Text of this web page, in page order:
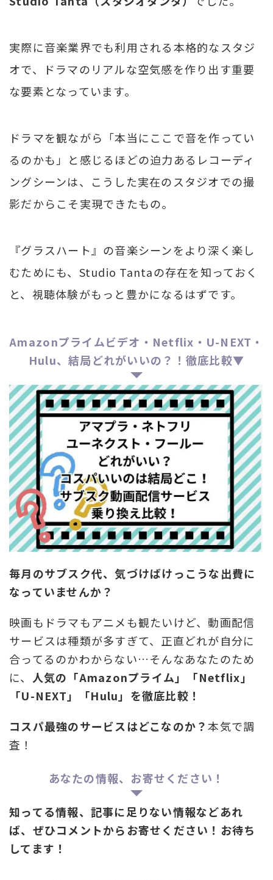
実際に音楽業界でも利用される本格的なスタジ
オで、ドラマのリアルな空気感を作り出す重要
な要素となっています。
ドラマを観ながら「本当にここで音を作ってい
るのかも」と感じるほどの迫力あるレコーディ
ングシーンは、こうした実在のスタジオでの撮
影だからこそ実現できたもの。
『グラスハート』の音楽シーンをより深く楽し
むためにも、Studio Tantaの存在を知っておく
と、視聴体験がもっと豊かになるはずです。
Amazonプライムビデオ・Netflix・U-NEXT・
Hulu、結局どれがいいの？！徹底比較▼
毎月のサブスク代、気づけばけっこうな出費に
なっていませんか？
映画もドラマもアニメも観たいけど、動画配信
サービスは種類が多すぎて、正直どれが自分に
合ってるのかわからない…そんなあなたのため
に、 人気の「Amazonプライム」「Netflix」
「U-NEXT」「Hulu」を徹底比較！
コスパ最強のサービスはどこなのか？本気で調
査！
あなたの情報、お寄せください！
知ってる情報、記事に足りない情報などあれ
ば、ぜひコメントからお寄せください！お待ち
してます！